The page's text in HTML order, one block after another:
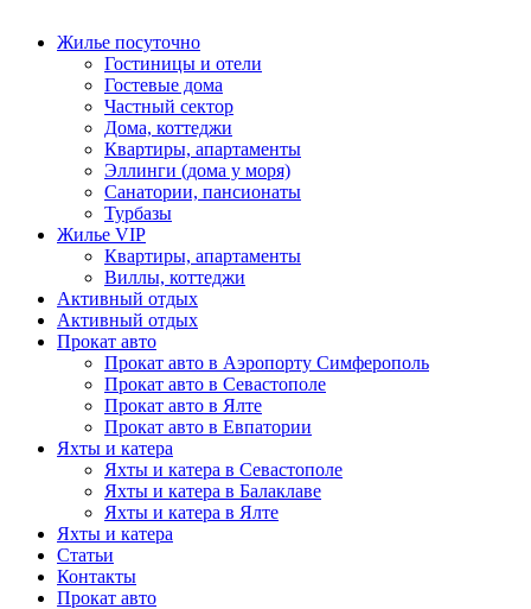
Жилье посуточно
Гостиницы и отели
Гостевые дома
Частный сектор
Дома, коттеджи
Квартиры, апартаменты
Эллинги (дома у моря)
Санатории, пансионаты
Турбазы
Жилье VIP
Квартиры, апартаменты
Виллы, коттеджи
Активный отдых
Активный отдых
Прокат авто
Прокат авто в Аэропорту Симферополь
Прокат авто в Севастополе
Прокат авто в Ялте
Прокат авто в Евпатории
Яхты и катера
Яхты и катера в Севастополе
Яхты и катера в Балаклаве
Яхты и катера в Ялте
Яхты и катера
Статьи
Контакты
Прокат авто